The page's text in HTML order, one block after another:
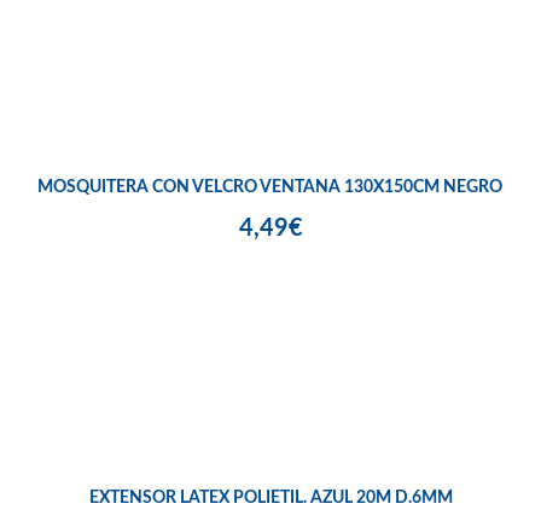
MOSQUITERA CON VELCRO VENTANA 130X150CM NEGRO
4,49€
EXTENSOR LATEX POLIETIL. AZUL 20M D.6MM